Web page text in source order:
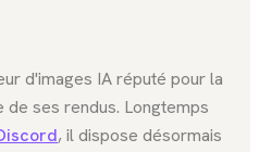
d'images IA réputé pour la
ses rendus. Longtemps
, il dispose désormais